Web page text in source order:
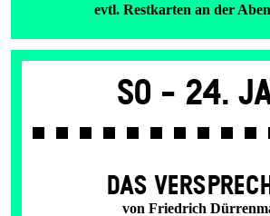
evtl. Restkarten an der
So - 24.
DAS
von Friedrich